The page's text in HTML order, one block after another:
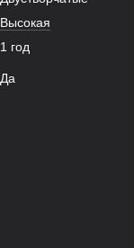
Высокая
1 год
Да